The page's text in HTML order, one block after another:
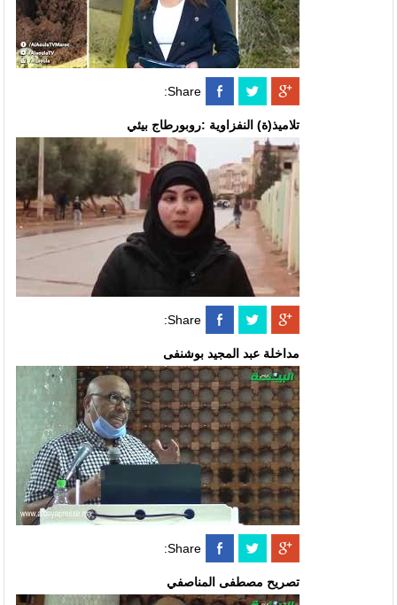
Share:
تلاميذ(ة) النفزاوية :روبورطاج بيئي
Share:
مداخلة عبد المجيد بوشنفى
Share:
تصريح مصطفى المناصفي